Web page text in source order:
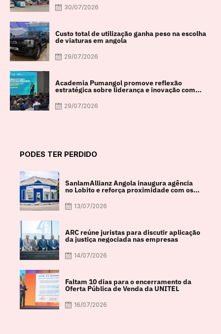
30/07/2026
Custo total de utilização ganha peso na escolha
de viaturas em angola
29/07/2026
Academia Pumangol promove reflexão
estratégica sobre liderança e inovação com
especialista internacional Nadim Habib
29/07/2026
PODES TER PERDIDO
SanlamAllianz Angola inaugura agência
no Lobito e reforça proximidade com os
13/07/2026
ARC reúne juristas para discutir aplicação
da justiça negociada nas empresas
14/07/2026
Faltam 10 dias para o encerramento da
Oferta Pública de Venda da UNITEL
16/07/2026